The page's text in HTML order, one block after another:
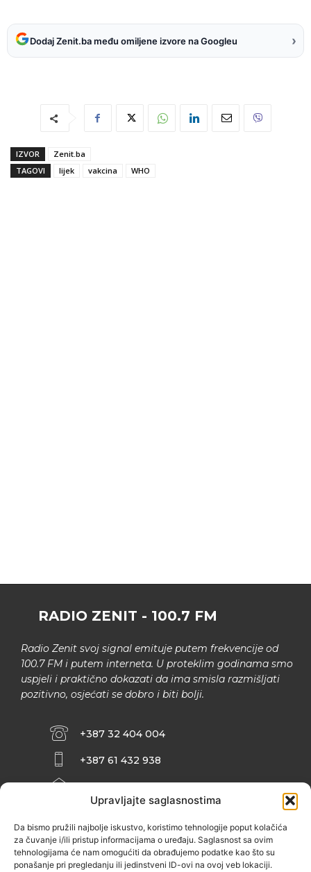
Upravljajte saglasnostima
Da bismo pružili najbolje iskustvo, koristimo tehnologije poput kolačića
za čuvanje i/ili pristup informacijama o uređaju. Saglasnost sa ovim
tehnologijama će nam omogućiti da obrađujemo podatke kao što su
ponašanje pri pregledanju ili jedinstveni ID-ovi na ovoj veb lokaciji.
Dodaj Zenit.ba među omiljene izvore na Googleu ›
IZVOR
Zenit.ba
TAGOVI
lijek vakcina WHO
RADIO ZENIT - 100.7 FM
Radio Zenit svoj signal emituje putem frekvencije od
100.7 FM i putem interneta. U proteklim godinama smo
uspjeli i praktično dokazati da ima smisla razmišljati
pozitivno, osjećati se dobro i biti bolji.
+387 32 404 004
+387 61 432 938
INFO@ZENIT.BA
ZENIČANKA, 3. SPRAT), 72000 ZENICA